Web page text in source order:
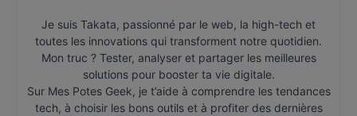
Je suis Takata, passionné par le web, la high-tech et
toutes les innovations qui transforment notre quotidien.
Mon truc ? Tester, analyser et partager les meilleures
solutions pour booster ta vie digitale.
Sur Mes Potes Geek, je t’aide à comprendre les tendances
tech, à choisir les bons outils et à profiter des dernières